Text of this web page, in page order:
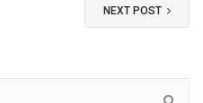
NEXT POST